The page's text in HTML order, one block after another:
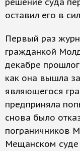
оставил его в
Первый раз
гражданкой
декабре
как она вышла
являющегося
предприняла
снова было
пограничников
Мещанском